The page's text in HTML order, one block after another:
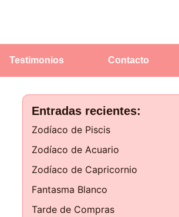
Testimonios Contacto
Entradas recientes:
Zodíaco de Piscis
Zodíaco de Acuario
Zodíaco de Capricornio
Fantasma Blanco
Tarde de Compras